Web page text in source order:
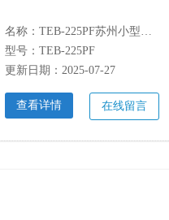
名称：TEB-225PF苏州小型快速温度变化试验机
型号：TEB-225PF
更新日期：2025-07-27
查看详情 在线留言